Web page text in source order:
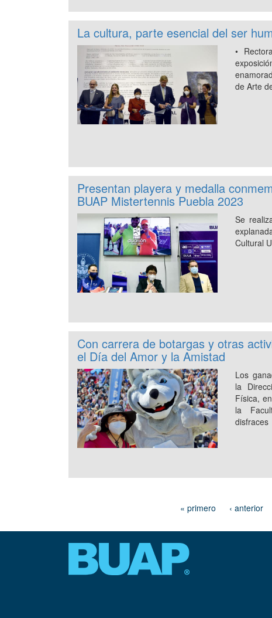
La cultura, parte esencial del ser
•
de Arte
Presentan playera y medalla
BUAP Mistertennis Puebla 2023
Se
Cultural
Con carrera de botargas y otras
el Día del Amor y la Amistad
Los
la
Física,
la
disfraces
« primero ‹ anterior